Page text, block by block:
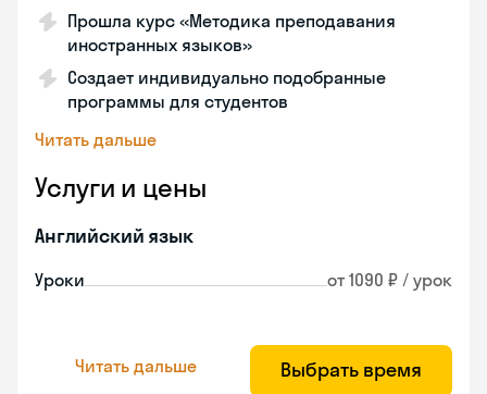
Прошла курс «Методика преподавания
иностранных языков»
Создает индивидуально подобранные
программы для студентов
Читать дальше
Услуги и цены
Английский язык
Уроки от 1090 ₽ / урок
Читать дальше Выбрать время